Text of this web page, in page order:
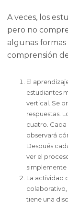
A veces, los
pero no
algunas
comprensión
El
estudiantes
vertical. Se
respuestas.
cuatro.
observará
Después
ver el
simplemente
La actividad
tiene una